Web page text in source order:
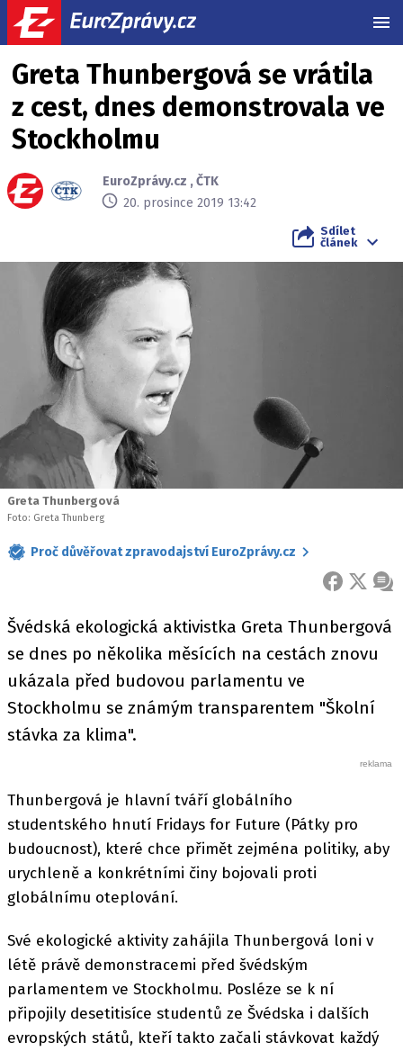
Greta Thunbergová se vrátila
z cest, dnes demonstrovala ve
Stockholmu
EuroZprávy.cz ,ČTK
20. prosince 2019 13:42
Sdílet
článek
Greta Thunbergová
Foto: Greta Thunberg
Proč důvěřovat zpravodajství EuroZprávy.cz
FACEBOOK
X
Švédská ekologická aktivistka Greta Thunbergová
se dnes po několika měsících na cestách znovu
ukázala před budovou parlamentu ve
Stockholmu se známým transparentem "Školní
stávka za klima".
Thunbergová je hlavní tváří globálního
studentského hnutí Fridays for Future (Pátky pro
budoucnost), které chce přimět zejména politiky, aby
urychleně a konkrétními činy bojovali proti
globálnímu oteplování.
Své ekologické aktivity zahájila Thunbergová loni v
létě právě demonstracemi před švédským
parlamentem ve Stockholmu. Posléze se k ní
připojily desetitisíce studentů ze Švédska i dalších
evropských států, kteří takto začali stávkovat každý